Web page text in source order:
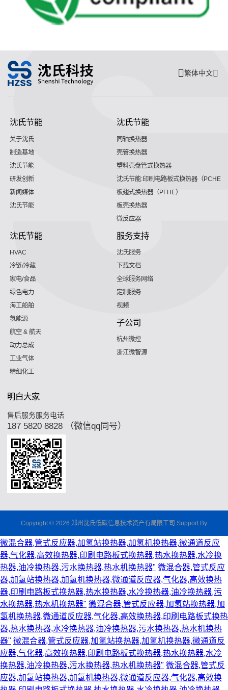
繁体中文
沈氏节能
关于沈氏
制造基地
沈氏节能
研发创新
新闻媒体
沈氏节能
沈氏节能
同轴换热器
壳管换热器
塑料壳盘管式换热器
沈氏节能:印刷电路板式换热器（PCHE）
板翅式换热器（PFHE）
板壳换热器
微反应器
沈氏节能
HVAC
冷链/冷藏
家电/食品
绿色电力
海工船舶
氢能源
航空 & 航天
动力总成
工业气体
精细化工
服务支持
沈氏服务
下载文档
全球服务网络
定制服务
视频
子公司
杭州微控
浙江微智源
明白大家
售后服务服务电话
187 5820 8828 （微信qq同号）
Copyright © 2026 郑州沈氏低碳信息技术资产有局限工司 Support By
微混合器,管式反应器,加氢站换热器,加氢机换热器,微通道反应
器,气化器,高效换热器,印刷电路板式换热器,热水换热器,水冷换
热器,油冷换热器,污水换热器,热水机换热器" 微混合器,管式反应
器,加氢站换热器,加氢机换热器,微通道反应器,气化器,高效换热
器,印刷电路板式换热器,热水换热器,水冷换热器,油冷换热器,污
水换热器,热水机换热器" 微混合器,管式反应器,加氢站换热器,加
氢机换热器,微通道反应器,气化器,高效换热器,印刷电路板式换热
器,热水换热器,水冷换热器,油冷换热器,污水换热器,热水机换热
器" 微混合器,管式反应器,加氢站换热器,加氢机换热器,微通道反
应器,气化器,高效换热器,印刷电路板式换热器,热水换热器,水冷
换热器,油冷换热器,污水换热器,热水机换热器" 微混合器,管式反
应器,加氢站换热器,加氢机换热器,微通道反应器,气化器,高效换